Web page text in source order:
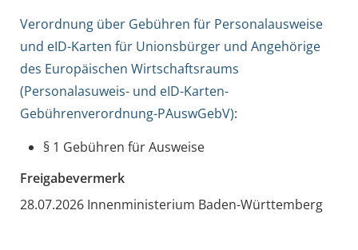
Verordnung über Gebühren für Personalausweise
und eID-Karten für Unionsbürger und Angehörige
des Europäischen Wirtschaftsraums
(Personalasuweis- und eID-Karten-
Gebührenverordnung-PAuswGebV):
§ 1 Gebühren für Ausweise
Freigabevermerk
28.07.2026 Innenministerium Baden-Württemberg